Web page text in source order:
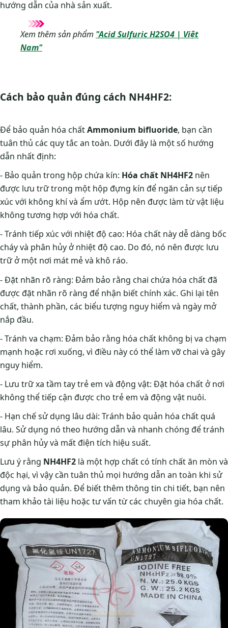
hướng dẫn của nhà sản xuất.
Xem thêm sản phẩm "Acid Sulfuric H2SO4 | Việt
Nam"
Cách bảo quản đúng cách NH4HF2:
Để bảo quản hóa chấtAmmonium bifluoride, bạn cần
tuân thủ các quy tắc an toàn. Dưới đây là một số hướng
dẫn nhất định:
- Bảo quản trong hộp chứa kín: Hóa chất NH4HF2 nên
được lưu trữ trong một hộp đựng kín để ngăn cản sự tiếp
xúc với không khí và ẩm ướt. Hộp nên được làm từ vật liệu
không tương hợp với hóa chất.
- Tránh tiếp xúc với nhiệt độ cao: Hóa chất này dễ dàng bốc
cháy và phân hủy ở nhiệt độ cao. Do đó, nó nên được lưu
trữ ở một nơi mát mẻ và khô ráo.
- Đặt nhãn rõ ràng: Đảm bảo rằng chai chứa hóa chất đã
được đặt nhãn rõ ràng để nhận biết chính xác. Ghi lại tên
chất, thành phần, các biểu tượng nguy hiểm và ngày mở
nắp đầu.
- Tránh va chạm: Đảm bảo rằng hóa chất không bị va chạm
mạnh hoặc rơi xuống, vì điều này có thể làm vỡ chai và gây
nguy hiểm.
- Lưu trữ xa tầm tay trẻ em và động vật: Đặt hóa chất ở nơi
không thể tiếp cận được cho trẻ em và động vật nuôi.
- Hạn chế sử dụng lâu dài: Tránh bảo quản hóa chất quá
lâu. Sử dụng nó theo hướng dẫn và nhanh chóng để tránh
sự phân hủy và mất điện tích hiệu suất.
Lưu ý rằng NH4HF2 là một hợp chất có tính chất ăn mòn và
độc hại, vì vậy cần tuân thủ mọi hướng dẫn an toàn khi sử
dụng và bảo quản. Để biết thêm thông tin chi tiết, bạn nên
tham khảo tài liệu hoặc tư vấn từ các chuyên gia hóa chất.